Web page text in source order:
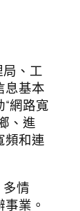
、工
息基本
網路寬
、進
頻和連
多情
業。